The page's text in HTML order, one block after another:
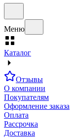
Меню
Каталог
Отзывы
О компании
Покупателям
Оформление заказа
Оплата
Рассрочка
Доставка